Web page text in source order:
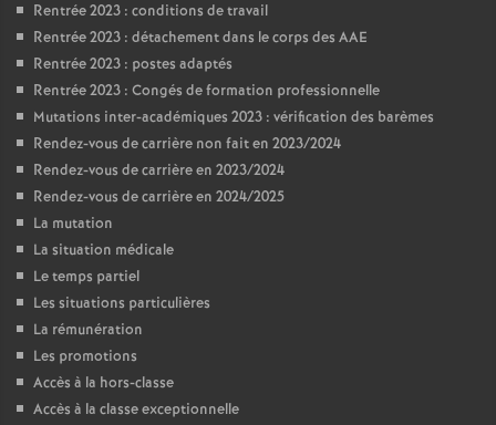
Rentrée 2023 : conditions de travail
Rentrée 2023 : détachement dans le corps des AAE
Rentrée 2023 : postes adaptés
Rentrée 2023 : Congés de formation professionnelle
Mutations inter-académiques 2023 : vérification des barèmes
Rendez-vous de carrière non fait en 2023/2024
Rendez-vous de carrière en 2023/2024
Rendez-vous de carrière en 2024/2025
La mutation
La situation médicale
Le temps partiel
Les situations particulières
La rémunération
Les promotions
Accès à la hors-classe
Accès à la classe exceptionnelle